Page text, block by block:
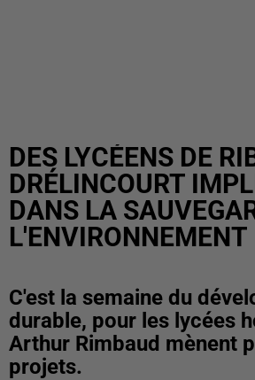
DES LYCÉENS DE
DRÉLINCOURT
DANS LA
L'ENVIRONNEMENT
C'est la semaine du
durable, pour les lycées
Arthur Rimbaud mènent
projets.